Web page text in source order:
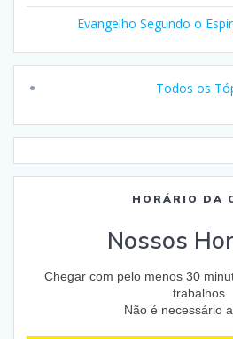
Evangelho Segundo o
Todos os
HORÁRIO DA
Nossos
Chegar com pelo menos 30
trabalhos
Não é necessário